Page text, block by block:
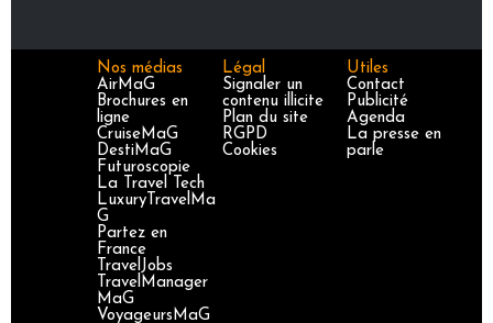
Nos médias
AirMaG
Brochures en
ligne
CruiseMaG
DestiMaG
Futuroscopie
La Travel Tech
LuxuryTravelMa
G
Partez en
France
TravelJobs
TravelManager
MaG
VoyageursMaG
Légal
Signaler un
contenu illicite
Plan du site
RGPD
Cookies
Utiles
Contact
Publicité
Agenda
La presse en
parle